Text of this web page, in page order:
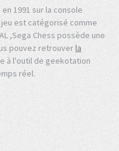
1991 sur la console
est catégorisé comme
,Sega Chess possède une
pouvez retrouverla
à l'outil de geekotation
réel.